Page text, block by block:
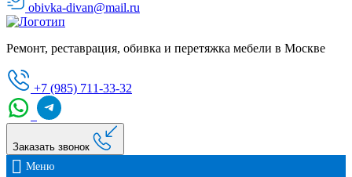
obivka-divan@mail.ru
Ремонт, реставрация, обивка и перетяжка мебели в Москве
+7 (985) 711-33-32
Заказать звонок
Меню